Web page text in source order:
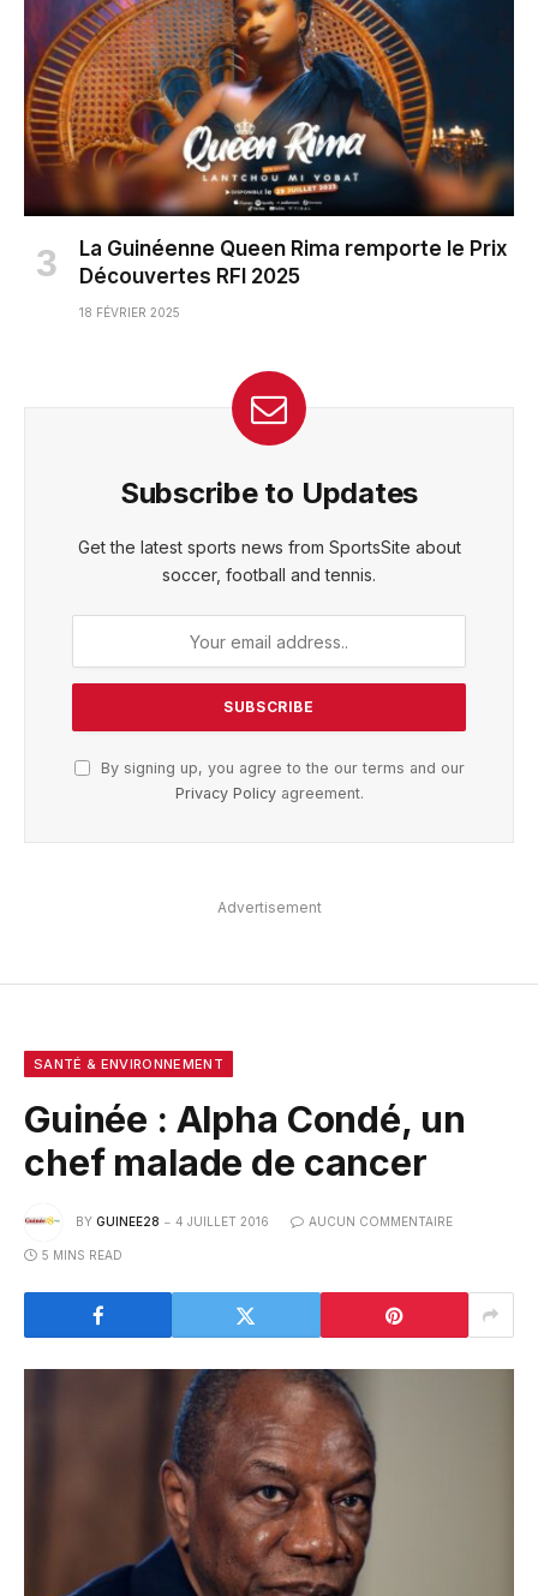
La Guinéenne Queen Rima remporte le Prix
Découvertes RFI 2025
18 FÉVRIER 2025
Subscribe to Updates
Get the latest sports news from SportsSite about
soccer, football and tennis.
By signing up, you agree to the our terms and our
Privacy Policyagreement.
Advertisement
SANTÉ & ENVIRONNEMENT
Guinée : Alpha Condé, un
chef malade de cancer
BY GUINEE28 4 JUILLET 2016 AUCUN COMMENTAIRE
5 MINS READ